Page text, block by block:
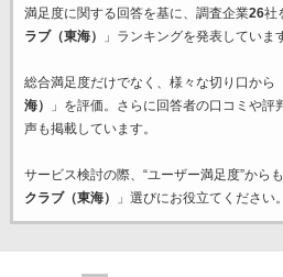
満足度に関する回答を基に、調査企業26社
ラブ（東海）
」ランキングを発表していま
総合満足度だけでなく、様々な切り口から「
海）
」を評価。さらに回答者の口コミや
声も掲載しています。
サービス検討の際、“ユーザー満足度”から
クラブ（東海）
」選びにお役立てください。